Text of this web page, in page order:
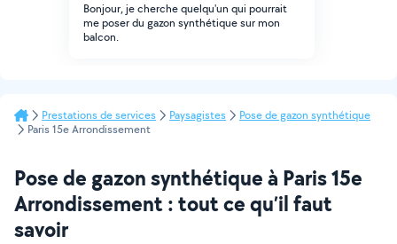
Bonjour, je cherche quelqu'un qui pourrait
me poser du gazon synthétique sur mon
balcon.
Prestations de services Paysagistes
Pose de gazon synthétique
Paris 15e Arrondissement
Pose de gazon synthétique à Paris 15e
Arrondissement : tout ce qu’il faut
savoir